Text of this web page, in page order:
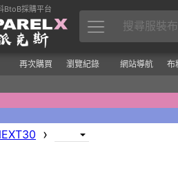
BtoB採購平台
再次購買 瀏覽紀錄 網站導航 布
›